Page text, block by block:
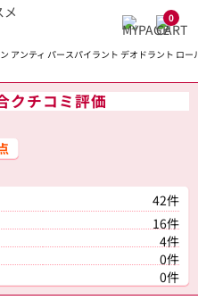
0
アンティ パースパイラント デオドラント ロ
クチコミ評価
42件
16件
4件
0件
0件